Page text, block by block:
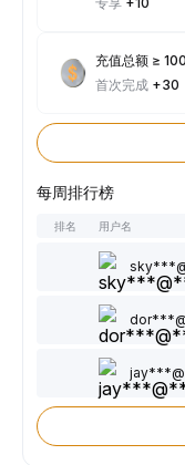
充值总额 ≥
首次完成 +30
每周排行榜
排名 用户名